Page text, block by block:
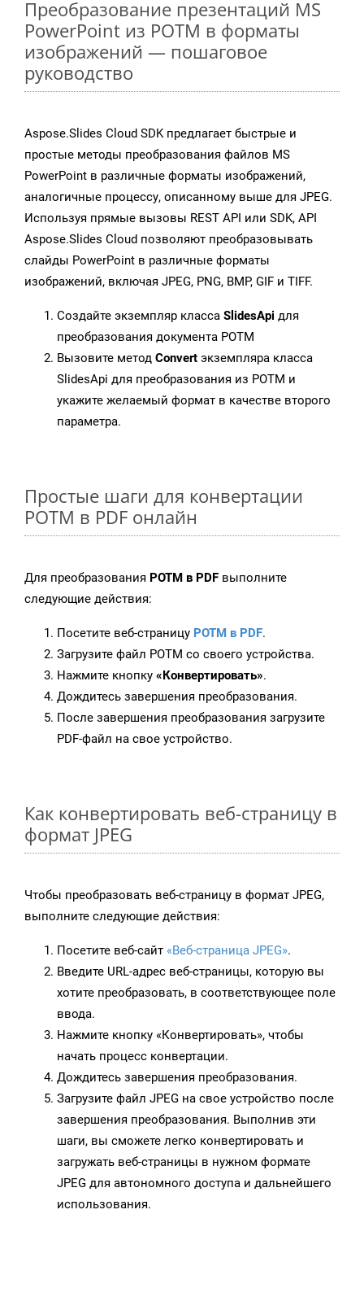
Преобразование презентаций MS
PowerPoint из POTM в форматы
изображений — пошаговое
руководство
Aspose.Slides Cloud SDK предлагает быстрые и
простые методы преобразования файлов MS
PowerPoint в различные форматы изображений,
аналогичные процессу, описанному выше для JPEG.
Используя прямые вызовы REST API или SDK, API
Aspose.Slides Cloud позволяют преобразовывать
слайды PowerPoint в различные форматы
изображений, включая JPEG, PNG, BMP, GIF и TIFF.
Создайте экземпляр класса SlidesApi для
преобразования документа POTM
Вызовите метод Convert экземпляра класса
SlidesApi для преобразования из POTM и
укажите желаемый формат в качестве второго
параметра.
Простые шаги для конвертации
POTM в PDF онлайн
Для преобразования POTM в PDF выполните
следующие действия:
Посетите веб-страницу POTM в PDF.
Загрузите файл POTM со своего устройства.
Нажмите кнопку «Конвертировать».
Дождитесь завершения преобразования.
После завершения преобразования загрузите
PDF-файл на свое устройство.
Как конвертировать веб-страницу в
формат JPEG
Чтобы преобразовать веб-страницу в формат JPEG,
выполните следующие действия:
Посетите веб-сайт «Веб-страница JPEG».
Введите URL-адрес веб-страницы, которую вы
хотите преобразовать, в соответствующее поле
ввода.
Нажмите кнопку «Конвертировать», чтобы
начать процесс конвертации.
Дождитесь завершения преобразования.
Загрузите файл JPEG на свое устройство после
завершения преобразования. Выполнив эти
шаги, вы сможете легко конвертировать и
загружать веб-страницы в нужном формате
JPEG для автономного доступа и дальнейшего
использования.